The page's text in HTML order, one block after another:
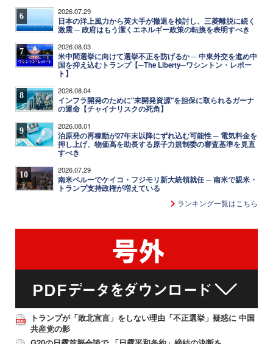
6 2026.07.29
日本の洋上風力から英大手が撤退を検討し、三菱離脱に続く
激震 ─ 政府はもう潔くエネルギー政策の転換を表明すべき
7 2026.08.03
米中間選挙に向けて選挙不正を防げるか ─ 中東外交を進め中
国を抑え込むトランプ【─The Liberty─ワシントン・レポー
ト】
8 2026.08.04
インフラ開発のために"未開発資源"を担保に取られるガーナ
の運命【チャイナリスクの死角】
9 2026.08.01
泊原発の再稼動が27年末以降にずれ込む可能性 ─ 電気料金を
押し上げ、物価高を助長する原子力規制委の審査基準を見直
すべき
10 2026.07.29
南米ペルーでケイコ・フジモリ新大統領就任 ─ 南米で親米・
トランプ支持政権が増えている
ランキング一覧はこちら
トランプが「敗北宣言」をしない理由「不正選挙」疑惑に 中国
共産党の影